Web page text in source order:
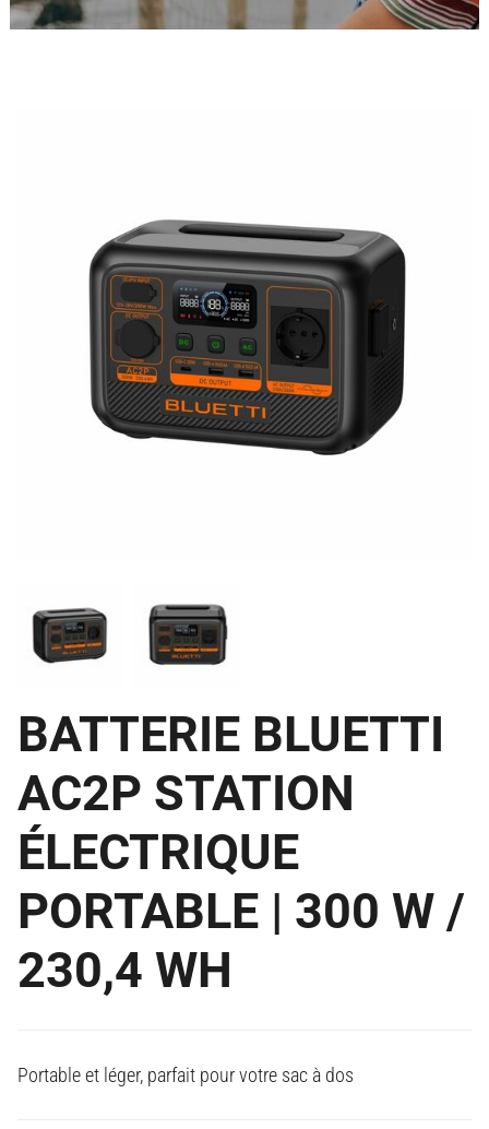
BATTERIE BLUETTI
AC2P STATION
ÉLECTRIQUE
PORTABLE | 300 W /
230,4 WH
Portable et léger, parfait pour votre sac à dos